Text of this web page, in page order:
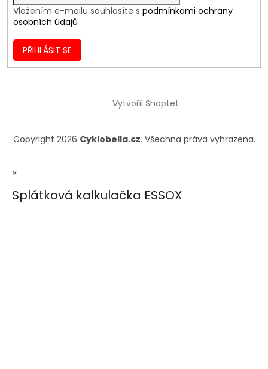
Vložením e-mailu souhlasíte s podmínkami ochrany
osobních údajů
PŘIHLÁSIT SE
Vytvořil Shoptet
Copyright 2026 Cyklobella.cz. Všechna práva vyhrazena.
×
Splátková kalkulačka ESSOX